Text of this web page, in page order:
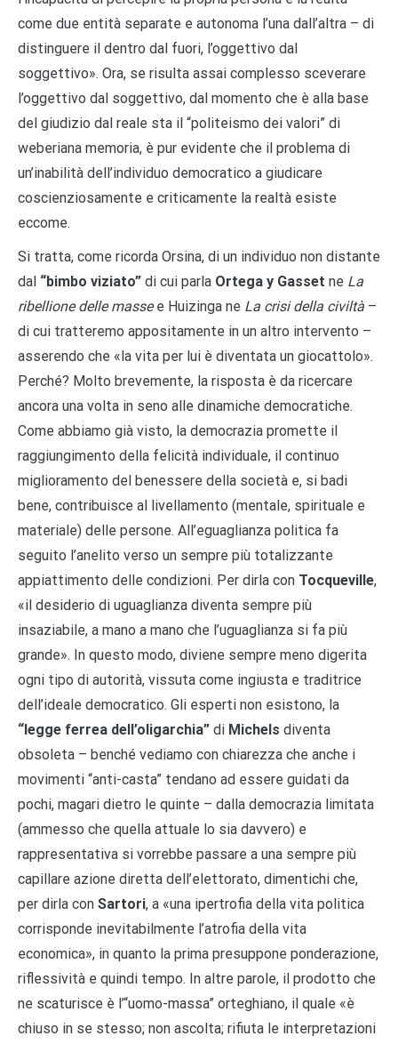
come due entità separate e autonoma l’una dall’altra – di
distinguere il dentro dal fuori, l’oggettivo dal
soggettivo». Ora, se risulta assai complesso sceverare
l’oggettivo dal soggettivo, dal momento che è alla base
del giudizio dal reale sta il “politeismo dei valori” di
weberiana memoria, è pur evidente che il problema di
un’inabilità dell’individuo democratico a giudicare
coscienziosamente e criticamente la realtà esiste
eccome.
Si tratta, come ricorda Orsina, di un individuo non distante
dal “bimbo viziato” di cui parla Ortega y Gasset ne La
ribellione delle massee Huizinga ne La crisi della civiltà –
di cui tratteremo appositamente in un altro intervento –
asserendo che «la vita per lui è diventata un giocattolo».
Perché? Molto brevemente, la risposta è da ricercare
ancora una volta in seno alle dinamiche democratiche.
Come abbiamo già visto, la democrazia promette il
raggiungimento della felicità individuale, il continuo
miglioramento del benessere della società e, si badi
bene, contribuisce al livellamento (mentale, spirituale e
materiale) delle persone. All’eguaglianza politica fa
seguito l’anelito verso un sempre più totalizzante
appiattimento delle condizioni. Per dirla con Tocqueville,
«il desiderio di uguaglianza diventa sempre più
insaziabile, a mano a mano che l’uguaglianza si fa più
grande». In questo modo, diviene sempre meno digerita
ogni tipo di autorità, vissuta come ingiusta e traditrice
dell’ideale democratico. Gli esperti non esistono, la
“legge ferrea dell’oligarchia” di Michels diventa
obsoleta – benché vediamo con chiarezza che anche i
movimenti “anti-casta” tendano ad essere guidati da
pochi, magari dietro le quinte – dalla democrazia limitata
(ammesso che quella attuale lo sia davvero) e
rappresentativa si vorrebbe passare a una sempre più
capillare azione diretta dell’elettorato, dimentichi che,
per dirla con Sartori, a «una ipertrofia della vita politica
corrisponde inevitabilmente l’atrofia della vita
economica», in quanto la prima presuppone ponderazione,
riflessività e quindi tempo. In altre parole, il prodotto che
ne scaturisce è l’“uomo-massa” orteghiano, il quale «è
chiuso in se stesso; non ascolta; rifiuta le interpretazioni